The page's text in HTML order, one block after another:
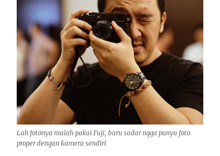
Lah fotonya malah pakai Fuji, baru sadar ngga punya foto
proper dengan kamera sendiri